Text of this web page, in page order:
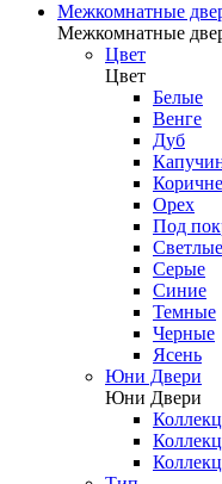
Межкомнатные
Межкомнатные
Цвет
Цвет
Белые
Венге
Дуб
Орех
Под
Светлые
Серые
Синие
Темные
Черные
Ясень
Юни Двери
Юни Двери